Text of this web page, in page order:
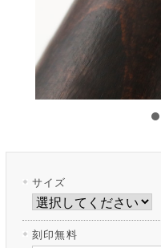
サイズ
刻印無料